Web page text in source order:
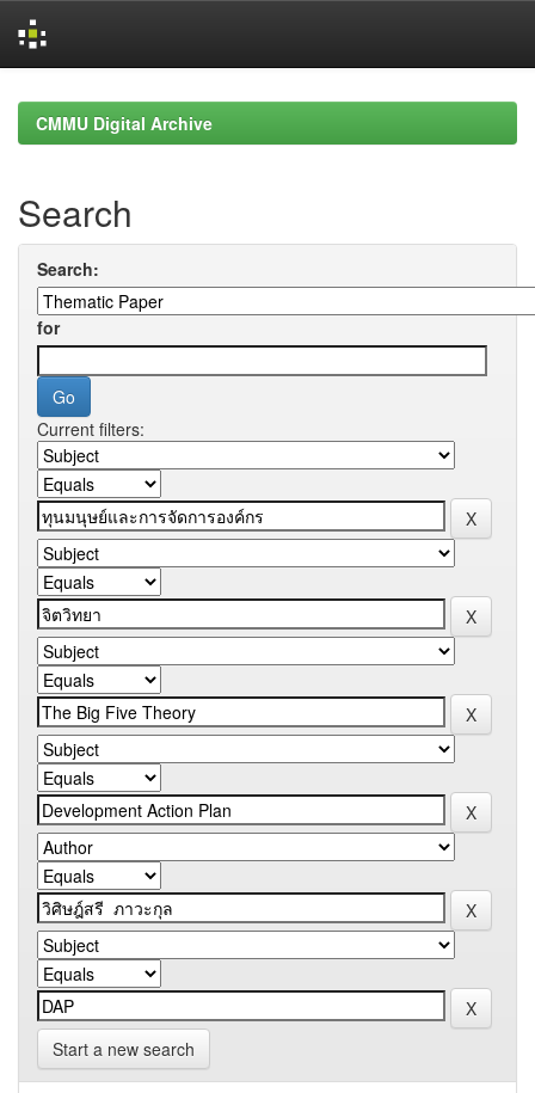
navigationCMMU Digital Archive
Search
Search:
for
Current filters:
Start a new search